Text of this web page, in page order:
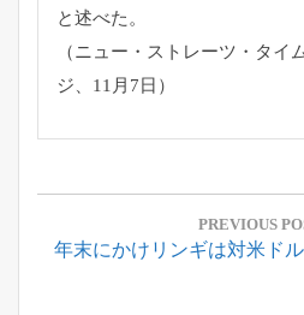
と述べた。
（ニュー・ストレーツ・タイ
ジ、11月7日）
投
ナ
PREVIOUS
Previous
年末にかけリンギは対米ド